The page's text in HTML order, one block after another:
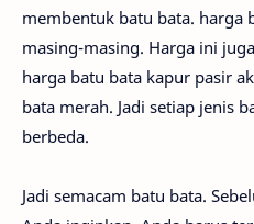
membentuk batu bata. harga
masing-masing. Harga ini
harga batu bata kapur pasir
bata merah. Jadi setiap jenis
berbeda.
Jadi semacam batu bata.